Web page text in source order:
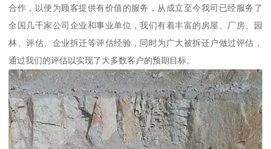
合作，以便为顾客提供有价值的服务，从成立至今我司已经服务了
全国几千家公司企业和事业单位，我们有着丰富的房屋、厂房、园
林、评估、企业拆迁等评估经验，同时为广大被拆迁户做过评估，
通过我们的评估以实现了大多数客户的预期目标。